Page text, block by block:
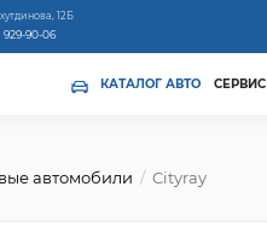
12Б
929-90-06
КАТАЛОГ АВТО СЕРВИС
автомобили Cityray